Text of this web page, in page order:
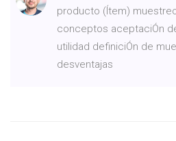
producto (Ítem)
conceptos aceptaciÓn
utilidad definiciÓn de
desventajas